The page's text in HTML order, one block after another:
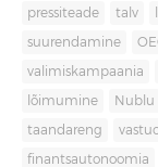
pressiteade talv
suurendamine
valimiskampaania
lõimumine Nublu
taandareng
finantsautonoomia